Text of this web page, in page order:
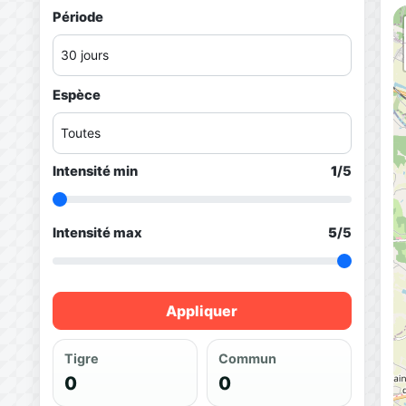
Période
Espèce
Intensité min 1/5
Intensité max 5/5
Appliquer
Tigre
0
Commun
0